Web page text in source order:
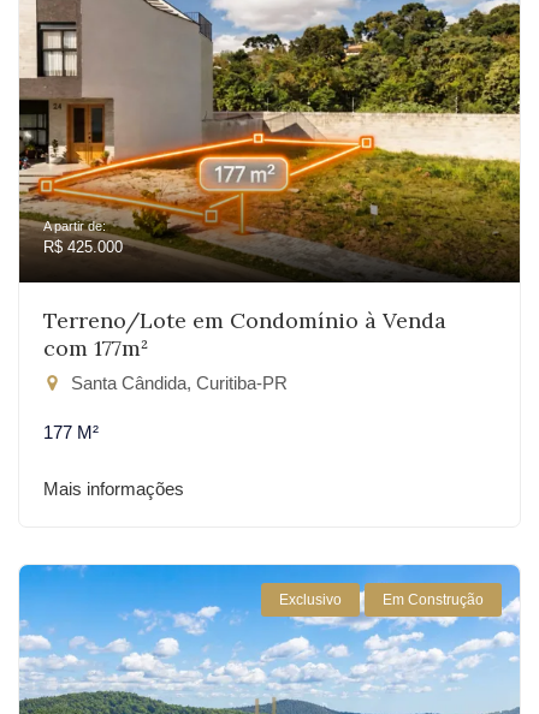
A partir de:
R$ 425.000
Terreno/Lote em Condomínio à Venda
com 177m²
Santa Cândida, Curitiba-PR
177 M²
Mais informações
Exclusivo Em Construção